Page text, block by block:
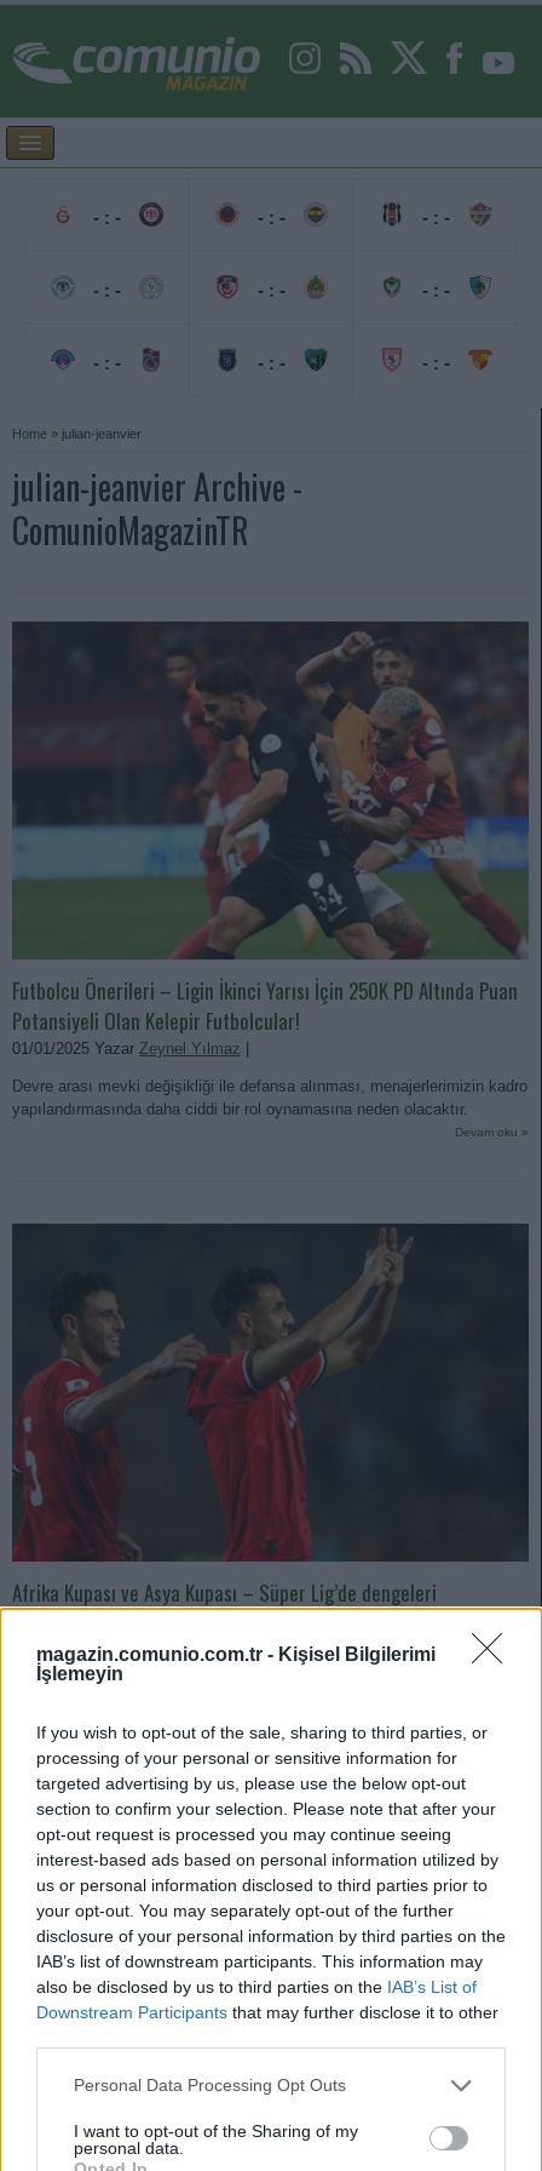
magazin.comunio.com.tr - Kişisel Bilgilerimi
İşlemeyin
If you wish to opt-out of the sale, sharing to third parties, or
processing of your personal or sensitive information for
targeted advertising by us, please use the below opt-out
section to confirm your selection. Please note that after your
opt-out request is processed you may continue seeing
interest-based ads based on personal information utilized by
us or personal information disclosed to third parties prior to
your opt-out. You may separately opt-out of the further
disclosure of your personal information by third parties on the
IAB’s list of downstream participants. This information may
also be disclosed by us to third parties on the IAB’s List of
Downstream Participants that may further disclose it to other
Please note that this website/app uses one or more Google
not limited to your visit or usage behaviour. You may click to
grant or deny consent to Google and its third-party tags to
Personal Data Processing Opt Outs
I want to opt-out of the Sharing of my
personal data.
- : -
- : -
- : -
- : -
- : -
- : -
- : -
- : -
- : -
Home » julian-jeanvier
julian-jeanvier Archive -
ComunioMagazinTR
Futbolcu Önerileri – Ligin İkinci Yarısı İçin 250K PD Altında Puan
Potansiyeli Olan Kelepir Futbolcular!
01/01/2025 Yazar Zeynel Yılmaz
Devre arası mevki değişikliği ile defansa alınması, menajerlerimizin kadro
yapılandırmasında daha ciddi bir rol oynamasına neden olacaktır.
Devam oku »
Afrika Kupası ve Asya Kupası – Süper Lig’de dengeleri
12/22/2023 YazarHalil İbrahim Köstek|
Afrika ve Asya Kupaları'nın düzenleneceği tarihlerde Süper Lig'de 19.,
Lig'de bazı takımları olumsuz etkileyecek.
Devam oku »